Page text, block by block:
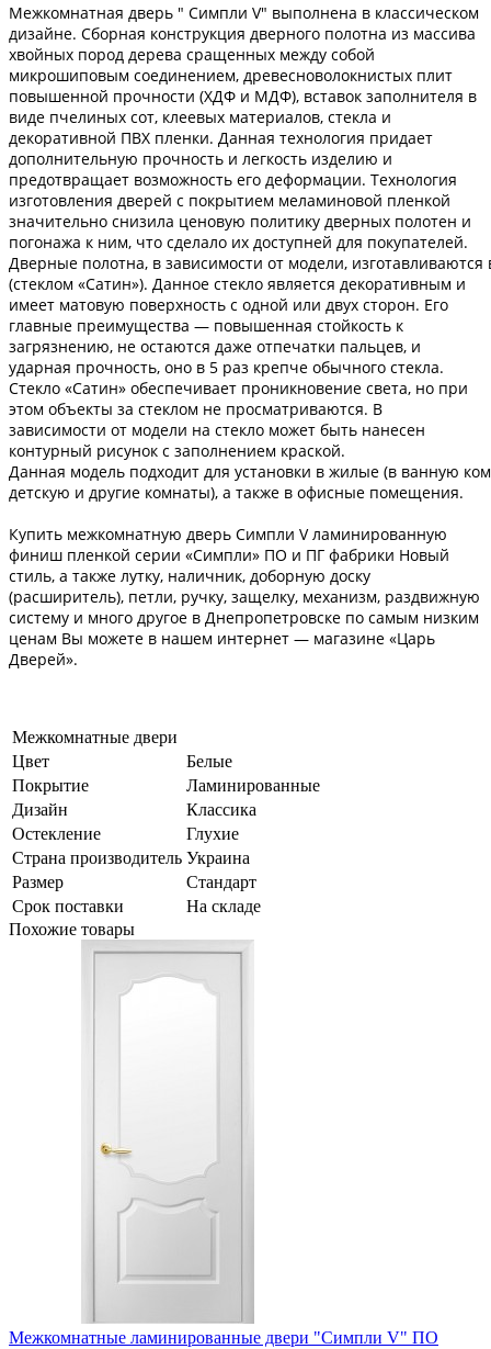
Межкомнатная дверь " Симпли V" выполнена в классическом
дизайне. Сборная конструкция дверного полотна из массива
хвойных пород дерева сращенных между собой
микрошиповым соединением, древесноволокнистых плит
повышенной прочности (ХДФ и МДФ), вставок заполнителя в
виде пчелиных сот, клеевых материалов, стекла и
декоративной ПВХ пленки. Данная технология придает
дополнительную прочность и легкость изделию и
предотвращает возможность его деформации. Технология
изготовления дверей с покрытием меламиновой пленкой
значительно снизила ценовую политику дверных полотен и
погонажа к ним, что сделало их доступней для покупателей.
Дверные полотна, в зависимости от модели,
(стеклом «Сатин»). Данное стекло является декоративным и
имеет матовую поверхность с одной или двух сторон. Его
главные преимущества — повышенная стойкость к
загрязнению, не остаются даже отпечатки пальцев, и
ударная прочность, оно в 5 раз крепче обычного стекла.
Стекло «Сатин» обеспечивает проникновение света, но при
этом объекты за стеклом не просматриваются. В
зависимости от модели на стекло может быть нанесен
контурный рисунок с заполнением краской.
Данная модель подходит для установки в жилые (в ванную
детскую и другие комнаты), а также в офисные помещения.
Купить межкомнатную дверь Симпли V ламинированную
финиш пленкой серии «Симпли» ПО и ПГ фабрики Новый
стиль, а также лутку, наличник, доборную доску
(расширитель), петли, ручку, защелку, механизм, раздвижную
систему и много другое в Днепропетровске по самым низким
ценам Вы можете в нашем интернет — магазине «Царь
Дверей».
Межкомнатные двери
Цвет
Белые
Покрытие
Ламинированные
Дизайн
Классика
Остекление
Глухие
Страна производитель Украина
Размер
Стандарт
Срок поставки
На складе
Похожие товары
Межкомнатные ламинированные двери "Cимпли V" ПО